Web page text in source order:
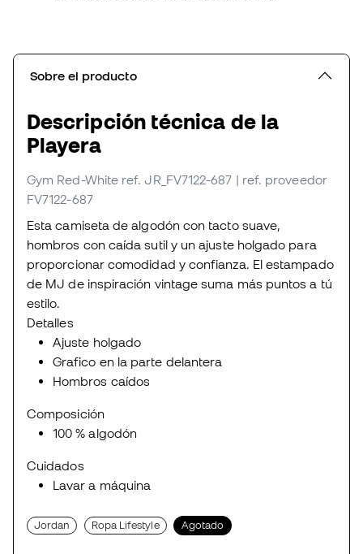
Sobre el producto
Descripción técnica de la
Playera
Gym Red-White ref. JR_FV7122-687 | ref. proveedor
FV7122-687
Esta camiseta de algodón con tacto suave,
hombros con caída sutil y un ajuste holgado para
proporcionar comodidad y confianza. El estampado
de MJ de inspiración vintage suma más puntos a tú
estilo.
Detalles
Ajuste holgado
Grafico en la parte delantera
Hombros caídos
Composición
100 % algodón
Cuidados
Lavar a máquina
Jordan Ropa Lifestyle Agotado